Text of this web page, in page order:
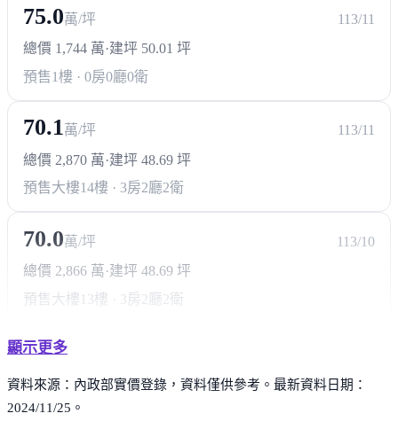
75.0萬/坪
113/11
總價 1,744 萬·建坪 50.01 坪
預售1樓 · 0房0廳0衛
70.1萬/坪
113/11
總價 2,870 萬·建坪 48.69 坪
預售大樓14樓 · 3房2廳2衛
70.0萬/坪
113/10
總價 2,866 萬 ·建坪 48.69 坪
預售大樓 13樓 · 3房2廳2衛
顯示更多
資料來源：內政部實價登錄，資料僅供參考。最新資料日期：
2024/11/25。